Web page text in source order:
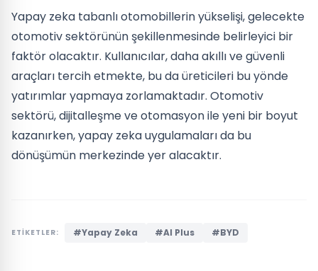
Yapay zeka tabanlı otomobillerin yükselişi, gelecekte
otomotiv sektörünün şekillenmesinde belirleyici bir
faktör olacaktır. Kullanıcılar, daha akıllı ve güvenli
araçları tercih etmekte, bu da üreticileri bu yönde
yatırımlar yapmaya zorlamaktadır. Otomotiv
sektörü, dijitalleşme ve otomasyon ile yeni bir boyut
kazanırken, yapay zeka uygulamaları da bu
dönüşümün merkezinde yer alacaktır.
ETİKETLER: #Yapay Zeka #AI Plus #BYD